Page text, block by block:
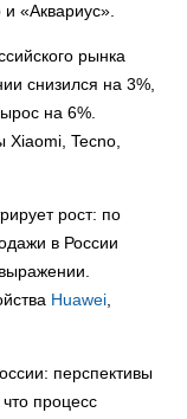
и «Аквариус».
рынка
снизился на 3%,
на 6%.
Tecno,
рост: по
в России
Huawei,
перспективы
процесс